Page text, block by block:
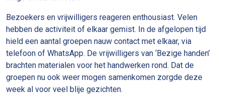
Bezoekers en vrijwilligers reageren enthousiast. Velen
hebben de activiteit of elkaar gemist. In de afgelopen tijd
hield een aantal groepen nauw contact met elkaar, via
telefoon of WhatsApp. De vrijwilligers van ‘Bezige handen’
brachten materialen voor het handwerken rond. Dat de
groepen nu ook weer mogen samenkomen zorgde deze
week al voor veel blije gezichten.